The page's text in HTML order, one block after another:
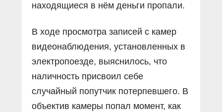
находящиеся в нём деньги пропали.
В ходе просмотра записей с камер
видеонаблюдения, установленных в
электропоезде, выяснилось, что
наличность присвоил себе
случайный попутчик потерпевшего. В
объектив камеры попал момент, как